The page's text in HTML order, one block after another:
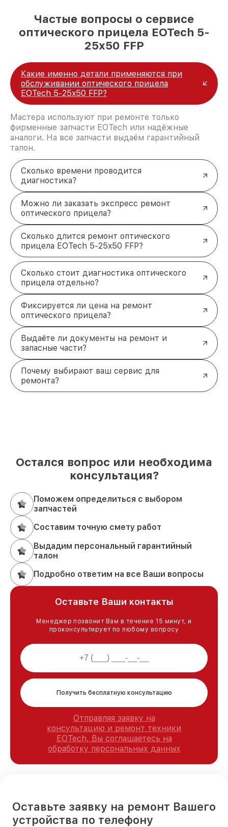
Частые вопросы о сервисе
оптического прицела EOTech 5-
25x50 FFP
Какие именно детали применяются при
обслуживании оптического прицела
EOTech 5-25x50 FFP?
Мастера используют при ремонте только
фирменные запчасти EOTech или надёжные
аналоги. На все запчасти выдаём гарантийный
талон.
Сколько времени проводится
диагностика?
Можно ли заказать экспресс ремонт
оптического прицела?
Сколько длится ремонт оптического
прицела EOTech 5-25x50 FFP?
Сколько стоит диагностика оптического
прицела отдельно?
Фиксируется ли цена на ремонт
оптического прицела?
Выдаёте ли документы на ремонт и
запасные части?
Почему выбирают ваш сервис для
ремонта?
Остался вопрос или необходима
консультация?
Поможем определиться с выбором
запчастей
Составим точную смету работ
Выдадим персональный гарантийный
талон
Подробно ответим на все Ваши вопросы
Оставьте Ваши контакты
Менеджер позвонит Вам в течение 15 минут, и
проконсультирует по любому вопросу
Получить бесплатную консультацию
Отправляя заявку на
консультацию и ремонт техники
EOTech, Вы соглашаетесь на
обработку персональных данных
Оставьте заявку на ремонт Вашего
устройства по телефону